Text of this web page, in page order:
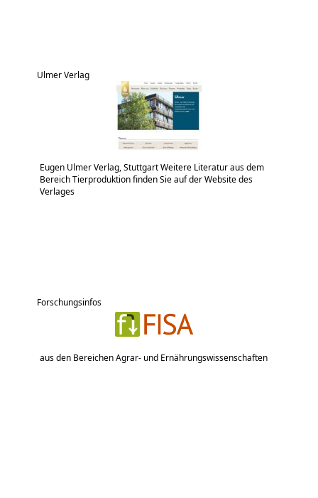
Ulmer Verlag
Eugen Ulmer Verlag, Stuttgart Weitere Literatur aus dem
Bereich Tierproduktion finden Sie auf der Website des
Verlages
Forschungsinfos
aus den Bereichen Agrar- und Ernährungswissenschaften